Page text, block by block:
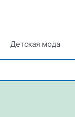
Детская мода